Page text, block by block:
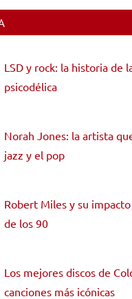
LSD y rock: la historia de
psicodélica
Norah Jones: la artista
jazz y el pop
Robert Miles y su
de los 90
Los mejores discos de
canciones más icónicas